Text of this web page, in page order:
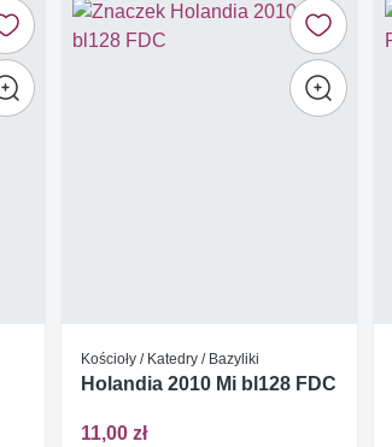
Kościoły / Katedry / Bazyliki
Holandia 2010 Mi bl128 FDC
11,00 zł